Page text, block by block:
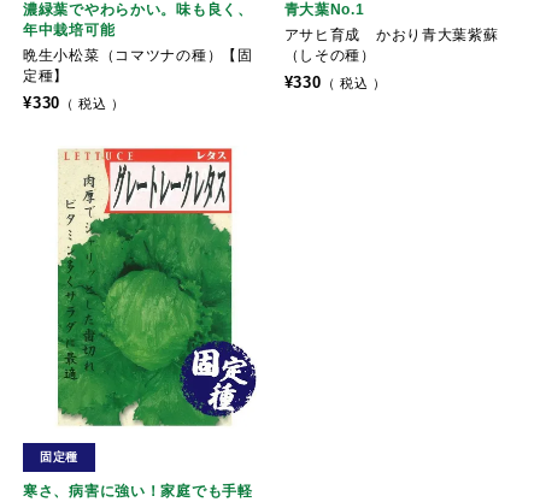
濃緑葉でやわらかい。味も良く、
年中栽培可能
晩生小松菜（コマツナの種）【固
定種】
¥330 税込
青大葉No.1
アサヒ育成 かおり青大葉紫蘇
（しその種）
¥330 税込
寒さ、病害に強い！家庭でも手軽
固定種